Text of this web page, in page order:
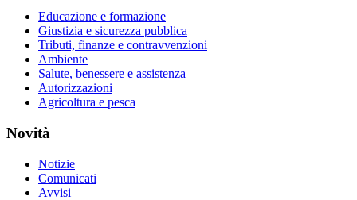
Educazione e formazione
Giustizia e sicurezza pubblica
Tributi, finanze e contravvenzioni
Ambiente
Salute, benessere e assistenza
Autorizzazioni
Agricoltura e pesca
Novità
Notizie
Comunicati
Avvisi